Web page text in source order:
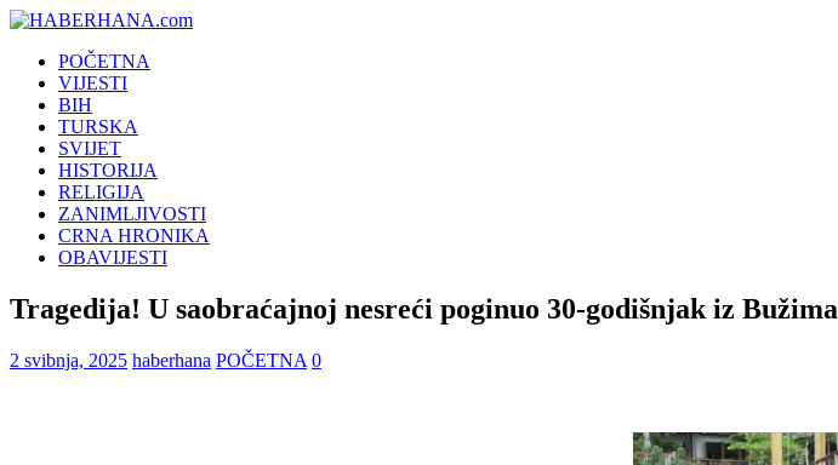
POČETNA
VIJESTI
BIH
TURSKA
SVIJET
HISTORIJA
RELIGIJA
ZANIMLJIVOSTI
CRNA HRONIKA
OBAVIJESTI
Tragedija! U saobraćajnoj nesreći poginuo 30-godišnjak iz Bužima
2 svibnja, 2025 haberhana POČETNA 0